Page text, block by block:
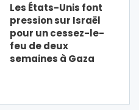
Les États-Unis font
pression sur Israël
pour un cessez-le-
feu de deux
semaines à Gaza